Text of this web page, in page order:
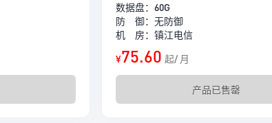
数据盘：60G
防 御：无防御
机 房：镇江电信
¥75.60 起/ 月
产品已售罄